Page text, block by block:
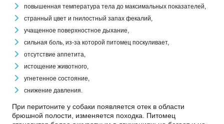
повышенная температура тела до максимальных показателей,
странный цвет и гнилостный запах фекалий,
учащенное поверхностное дыхание,
сильная боль, из-за которой питомец поскуливает,
отсутствие аппетита,
истощение животного,
угнетенное состояние,
снижение давления.
При перитоните у собаки появляется отек в области
брюшной полости, изменяется походка. Питомец